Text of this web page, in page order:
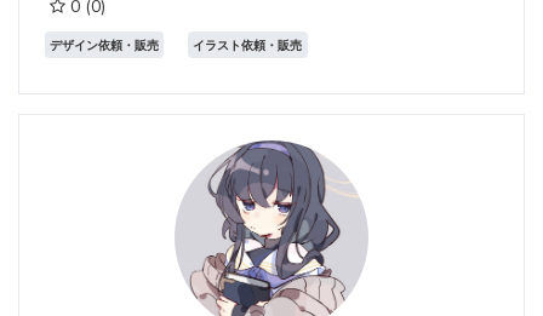
0 (0)
デザイン依頼・販売 イラスト依頼・販売